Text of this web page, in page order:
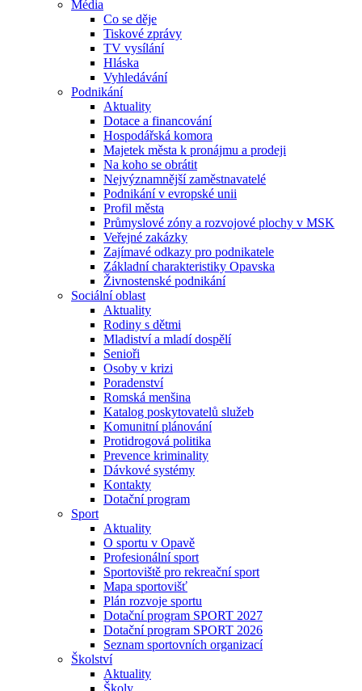
Média
Co se děje
Tiskové zprávy
TV vysílání
Hláska
Vyhledávání
Podnikání
Aktuality
Dotace a financování
Hospodářská komora
Majetek města k pronájmu a prodeji
Na koho se obrátit
Nejvýznamnější zaměstnavatelé
Podnikání v evropské unii
Profil města
Průmyslové zóny a rozvojové plochy v MSK
Veřejné zakázky
Zajímavé odkazy pro podnikatele
Základní charakteristiky Opavska
Živnostenské podnikání
Sociální oblast
Aktuality
Rodiny s dětmi
Mladiství a mladí dospělí
Senioři
Osoby v krizi
Poradenství
Romská menšina
Katalog poskytovatelů služeb
Komunitní plánování
Protidrogová politika
Prevence kriminality
Dávkové systémy
Kontakty
Dotační program
Sport
Aktuality
O sportu v Opavě
Profesionální sport
Sportoviště pro rekreační sport
Mapa sportovišť
Plán rozvoje sportu
Dotační program SPORT 2027
Dotační program SPORT 2026
Seznam sportovních organizací
Školství
Aktuality